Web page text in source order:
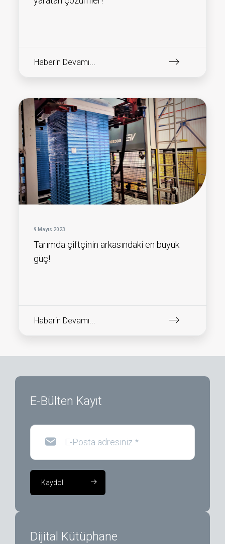
Haberin Devamı...
9 Mayıs 2023
Tarımda çiftçinin arkasındaki en büyük
güç!
Haberin Devamı...
E-Bülten Kayıt
E-Posta adresiniz *
Kaydol
Dijital Kütüphane